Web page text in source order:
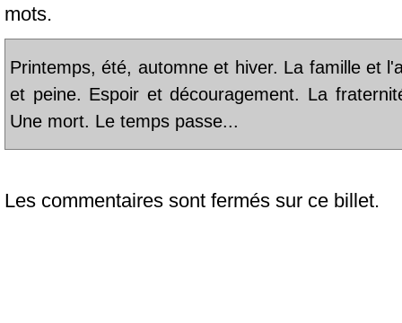
mots.
Printemps, été, automne et hiver. La famille et
et peine. Espoir et découragement. La
Une mort. Le temps passe...
Les commentaires sont fermés sur ce billet.